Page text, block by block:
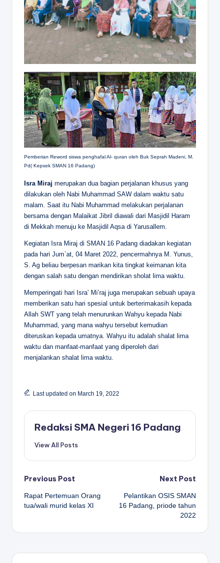
Pemberian Reword siswa penghafal Al- quran oleh Buk Seprah Madeni, M.
Pd( Kepsek SMAN 16 Padang)
Isra Miraj merupakan dua bagian perjalanan khusus yang
dilakukan oleh Nabi Muhammad SAW dalam waktu satu
malam. Saat itu Nabi Muhammad melakukan perjalanan
bersama dengan Malaikat Jibril diawali dari Masjidil Haram
di Mekkah menuju ke Masjidil Aqsa di Yarusallem.
Kegiatan Isra Miraj di SMAN 16 Padang diadakan kegiatan
pada hari Jum`at, 04 Maret 2022, pencermahnya M. Yunus,
S. Ag beliau berpesan marikan kita tingkat keimanan kita
dengan salah satu dengan mendirikan sholat lima waktu.
Memperingati hari Isra’ Mi’raj juga merupakan sebuah upaya
memberikan satu hari spesial untuk berterimakasih kepada
Allah SWT yang telah menurunkan Wahyu kepada Nabi
Muhammad, yang mana wahyu tersebut kemudian
diteruskan kepada umatnya. Wahyu itu adalah shalat lima
waktu dan manfaat-manfaat yang diperoleh dari
menjalankan shalat lima waktu.
Last updated on March 19, 2022
Redaksi SMA Negeri 16 Padang
View All Posts
Post
navigation
Previous Post
Rapat Pertemuan Orang
tua/wali murid kelas XI
Next Post
Pelantikan OSIS SMAN
16 Padang, priode tahun
2022